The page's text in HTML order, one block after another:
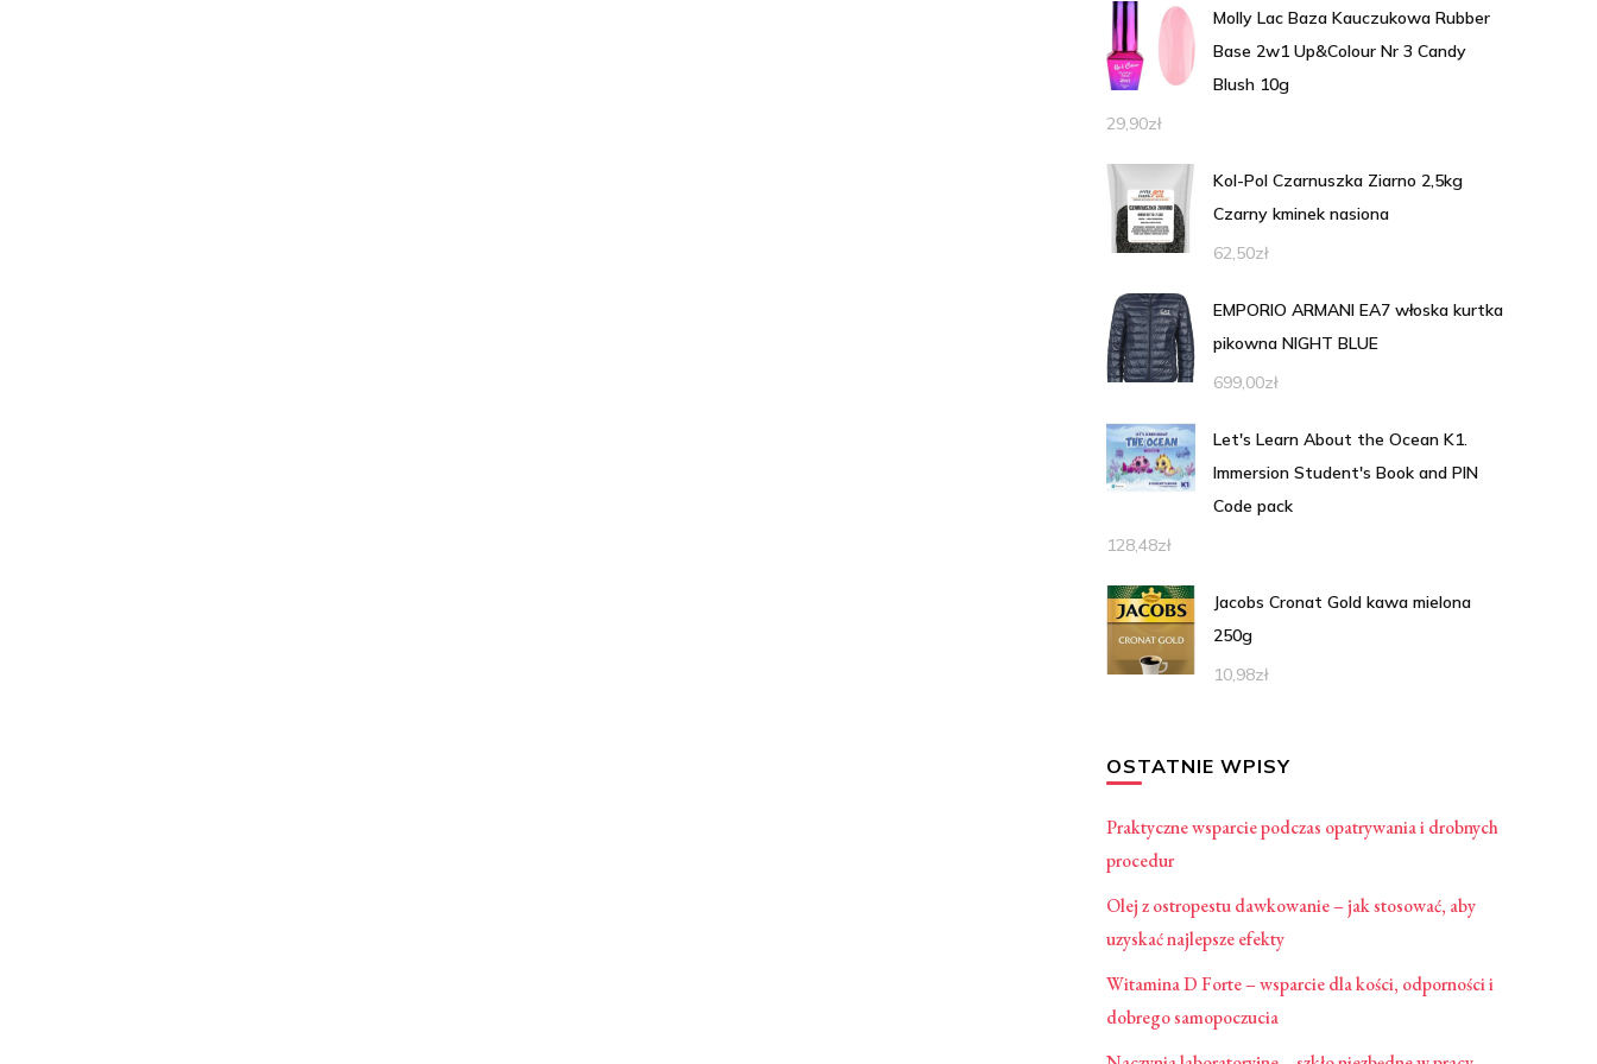
Molly Lac Baza Kauczukowa Rubber
Base 2w1 Up&Colour Nr 3 Candy
Blush 10g
29,90zł
Kol-Pol Czarnuszka Ziarno 2,5kg
Czarny kminek nasiona
62,50zł
EMPORIO ARMANI EA7 włoska kurtka
pikowna NIGHT BLUE
699,00zł
Let's Learn About the Ocean K1.
Immersion Student's Book and PIN
Code pack
128,48zł
Jacobs Cronat Gold kawa mielona
250g
10,98zł
OSTATNIE WPISY
Praktyczne wsparcie podczas opatrywania i drobnych
procedur
Olej z ostropestu dawkowanie – jak stosować, aby
uzyskać najlepsze efekty
Witamina D Forte – wsparcie dla kości, odporności i
dobrego samopoczucia